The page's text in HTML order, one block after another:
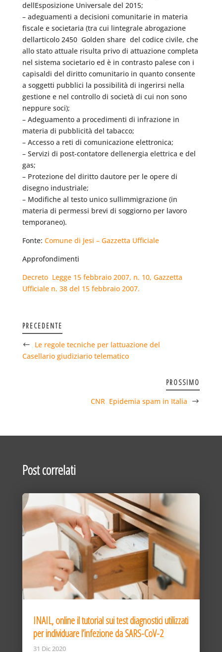
dellEsposizione Universale del 2015;
– adeguamenti a decisioni comunitarie in materia
fiscale e societaria (tra cui lintegrale abrogazione
dellarticolo 2450  Golden share  del codice civile, che
allo stato attuale risulta privo di attuazione completa
nel sistema societario ed è in contrasto palese con i
capisaldi del diritto comunitario in quanto consente
a soggetti pubblici la possibilità di ingerirsi nella
gestione e nel controllo di società di cui non sono
neppure soci);
– Adeguamento a procedimenti di infrazione in
materia di pubblicità del tabacco;
– Accesso a reti di comunicazione elettronica;
– Servizi di post-contatore dellenergia elettrica e del
gas;
– Protezione del diritto dautore per le opere di
disegno industriale;
– Modifiche al testo unico sullimmigrazione (in
materia di permessi brevi di soggiorno per lavoro
temporaneo).
Fonte: Comune di Jesi – Gazzetta Ufficiale
Approfondimenti
Decreto  Legge 15 febbraio 2007, n. 10, Gazzetta
Ufficiale n. 38 del 15 febbraio 2007.
PRECEDENTE
Le regole tecniche per lattuazione del
Casellario giudiziario telematico
PROSSIMO
CNR  Epidemia spam in Italia
Post correlati
INAIL, online il tutorial sui test diagnostici utilizzati
per individuare l’infezione da SARS-CoV-2
31 Dic 2020